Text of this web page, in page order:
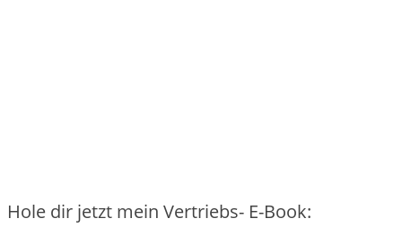
Hole dir jetzt mein Vertriebs- E-Book: